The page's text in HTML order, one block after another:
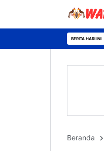
BERITA HARI INI
Personel Batalyon
Beranda